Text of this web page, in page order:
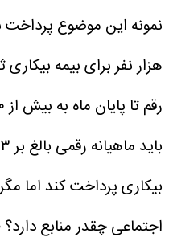
هزار نفر برای بیمه بیکاری
بیکاری پرداخت کند اما
اجتماعی چقدر منابع